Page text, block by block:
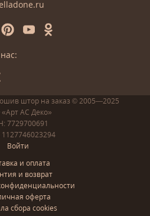
штор на заказ © 2005—2025
АС Деко»
7729700691
Войти
и оплата
и возврат
оферта
сбора cookies